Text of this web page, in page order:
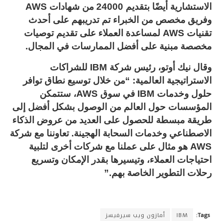
الاستشارية أيضًا بتقديم 24000 من شهادات AWS
وفريق مخصص من الخبراء تم تدريبهم على أحدث
تقنيات AWS لمساعدة العملاء على تقديم توصيات
مخصصة مبنية على أفضل الممارسات في المجال.
وقال نيك أوتو، رئيس شركة IBM للشراكات
الاستراتيجية العالمية: “من خلال توسيع نطاق توافر
حلول وخدمات IBM في سوق AWS، ستتمكن
المؤسسات حول العالم من الوصول بشكل أفضل إلى
طريقة مبسطة للحصول على العديد من عروض الذكاء
الاصطناعي وخدمات السحابة الهجينة. تعاوننا مع شركة
AWS هو مثال على عملنا مع شركات أخرى لتلبية
احتياجات العملاء، وتيسيرها بقدر الإمكان وتسريع
رحلات التطوير الخاصة بهم.”
Tags:
IBM أمازون ويب سيرفيسز